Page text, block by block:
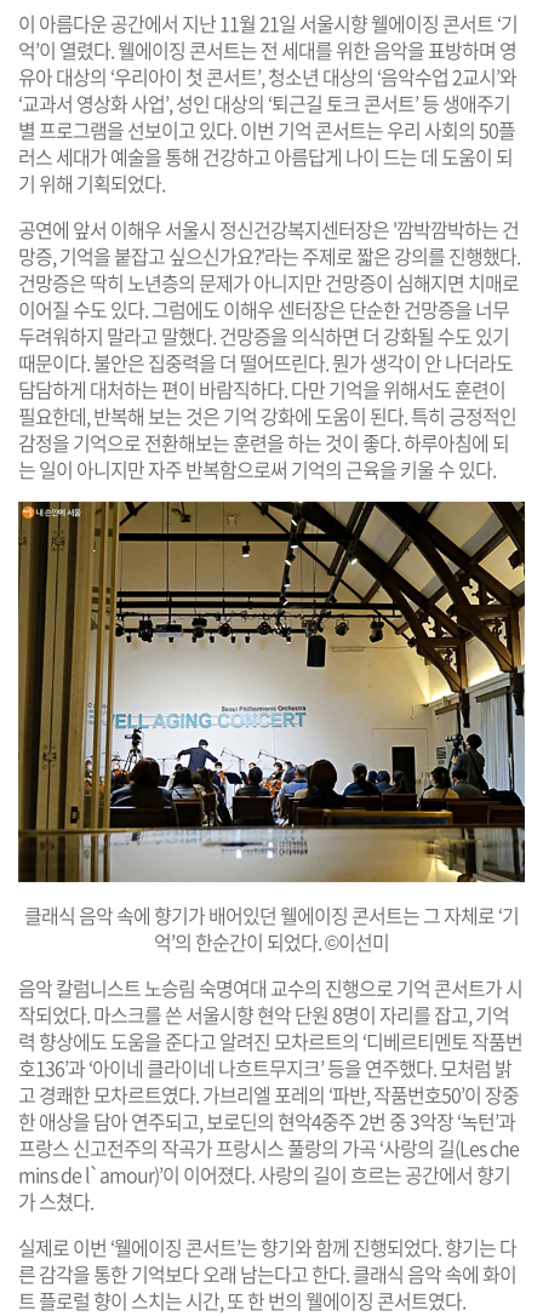
이 아름다운 공간에서 지난 11월 21일 서울시향 웰에이징 콘서트 ‘기
억’이 열렸다. 웰에이징 콘서트는 전 세대를 위한 음악을 표방하며 영
유아 대상의 ‘우리아이 첫 콘서트’, 청소년 대상의 ‘음악수업 2교시’와
‘교과서 영상화 사업’, 성인 대상의 ‘퇴근길 토크 콘서트’ 등 생애주기
별 프로그램을 선보이고 있다. 이번 기억 콘서트는 우리 사회의 50플
러스 세대가 예술을 통해 건강하고 아름답게 나이 드는 데 도움이 되
기 위해 기획되었다.
공연에 앞서 이해우 서울시 정신건강복지센터장은 '깜박깜박하는 건
망증, 기억을 붙잡고 싶으신가요?'라는 주제로 짧은 강의를 진행했다.
건망증은 딱히 노년층의 문제가 아니지만 건망증이 심해지면 치매로
이어질 수도 있다. 그럼에도 이해우 센터장은 단순한 건망증을 너무
두려워하지 말라고 말했다. 건망증을 의식하면 더 강화될 수도 있기
때문이다. 불안은 집중력을 더 떨어뜨린다. 뭔가 생각이 안 나더라도
담담하게 대처하는 편이 바람직하다. 다만 기억을 위해서도 훈련이
필요한데, 반복해 보는 것은 기억 강화에 도움이 된다. 특히 긍정적인
감정을 기억으로 전환해보는 훈련을 하는 것이 좋다. 하루아침에 되
는 일이 아니지만 자주 반복함으로써 기억의 근육을 키울 수 있다.
클래식 음악 속에 향기가 배어있던 웰에이징 콘서트는 그 자체로 ‘기
억’의 한순간이 되었다. ©이선미
음악 칼럼니스트 노승림 숙명여대 교수의 진행으로 기억 콘서트가 시
작되었다. 마스크를 쓴 서울시향 현악 단원 8명이 자리를 잡고, 기억
력 향상에도 도움을 준다고 알려진 모차르트의 ‘디베르티멘토 작품번
호136’과 ‘아이네 클라이네 나흐트무지크’ 등을 연주했다. 모처럼 밝
고 경쾌한 모차르트였다. 가브리엘 포레의 ‘파반, 작품번호50’이 장중
한 애상을 담아 연주되고, 보로딘의 현악4중주 2번 중 3악장 ‘녹턴’과
프랑스 신고전주의 작곡가 프랑시스 풀랑의 가곡 ‘사랑의 길(Les che
mins de l`amour)’이 이어졌다. 사랑의 길이 흐르는 공간에서 향기
가 스쳤다.
실제로 이번 ‘웰에이징 콘서트’는 향기와 함께 진행되었다. 향기는 다
른 감각을 통한 기억보다 오래 남는다고 한다. 클래식 음악 속에 화이
트 플로럴 향이 스치는 시간, 또 한 번의 웰에이징 콘서트였다.